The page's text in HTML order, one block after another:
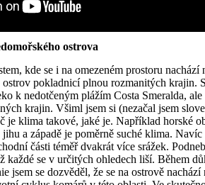
ostrova
kde se i na omezeném prostoru
ostrov pokladnicí plnou rozmanitých krajin.
k nedotčeným plážím Costa Smeralda,
krajin. Všiml jsem si (nezačal jsem
je klima takové, jaké je. Například horské
a západě je poměrně suché klima.
části téměř dvakrát více srážek.
každé se v určitých ohledech liší. Během
jsem se dozvěděl, že se na ostrově